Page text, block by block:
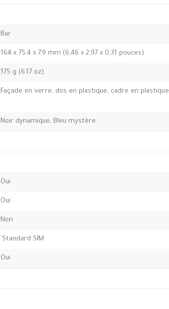
Bar
164 x 75,4 x 7,9 mm (6,46 x 2,97 x 0,31 pouces)
175 g (6.17 oz)
Façade en verre, dos en plastique, cadre en plastique
Noir dynamique, Bleu mystère
Oui
Oui
Non
`Standard SIM
Oui